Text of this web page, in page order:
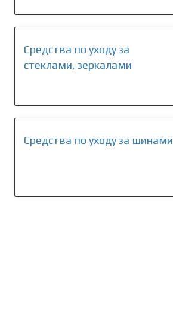
Средства по уходу за
стеклами, зеркалами
Средства по уходу за шинами